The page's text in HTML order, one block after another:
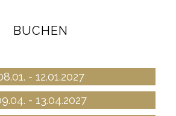
BUCHEN
- 12.01.2027
- 13.04.2027